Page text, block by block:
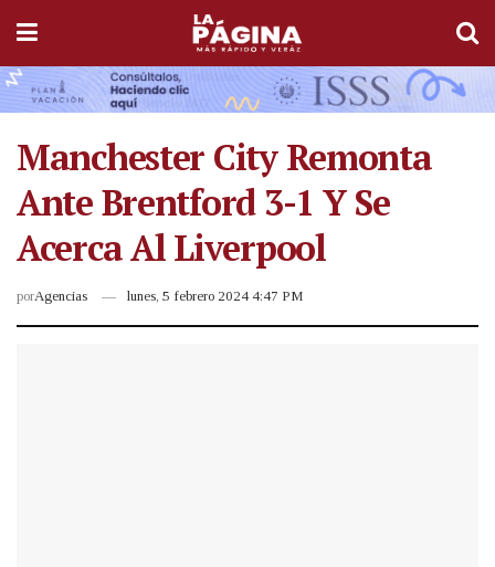
Manchester City Remonta
Ante Brentford 3-1 Y Se
Acerca Al Liverpool
porAgencias lunes, 5 febrero 2024 4:47 PM